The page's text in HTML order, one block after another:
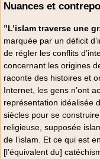
Nuances et
”L’islam traverse une
marquée par un déficit
de régler les conflits
concernant les origines
raconte des histoires et
Internet, les gens n’ont
représentation idéalisée
siècles pour se
religieuse, supposée
de l’islam. Et ce qui est
[l’équivalent du]